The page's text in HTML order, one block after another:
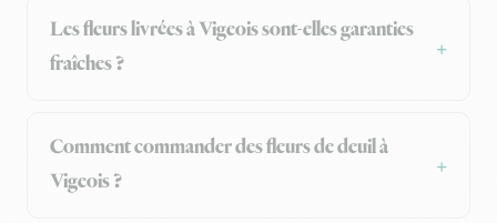
Les fleurs livrées à Vigeois sont-elles garanties
fraîches ?
Comment commander des fleurs de deuil à
Vigeois ?